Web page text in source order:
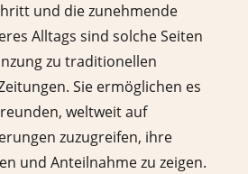
und die zunehmende
Alltags sind solche Seiten
zu traditionellen
Sie ermöglichen es
weltweit auf
zuzugreifen, ihre
und Anteilnahme zu zeigen.